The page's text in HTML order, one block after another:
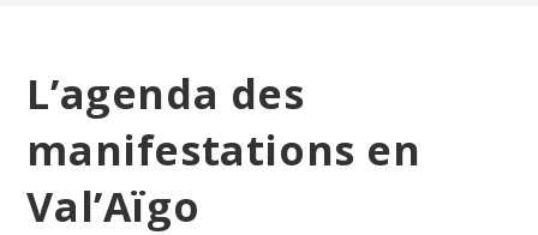
L’agenda des
manifestations en
Val’Aïgo